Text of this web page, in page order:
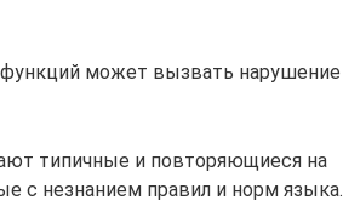
может вызвать нарушение
типичные и повторяющиеся на
с незнанием правил и норм языка.